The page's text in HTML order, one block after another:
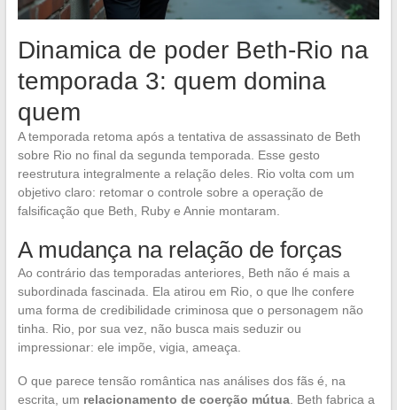
Dinamica de poder Beth-Rio na
temporada 3: quem domina
quem
A temporada retoma após a tentativa de assassinato de Beth
sobre Rio no final da segunda temporada. Esse gesto
reestrutura integralmente a relação deles. Rio volta com um
objetivo claro: retomar o controle sobre a operação de
falsificação que Beth, Ruby e Annie montaram.
A mudança na relação de forças
Ao contrário das temporadas anteriores, Beth não é mais a
subordinada fascinada. Ela atirou em Rio, o que lhe confere
uma forma de credibilidade criminosa que o personagem não
tinha. Rio, por sua vez, não busca mais seduzir ou
impressionar: ele impõe, vigia, ameaça.
O que parece tensão romântica nas análises dos fãs é, na
escrita, um relacionamento de coerção mútua. Beth fabrica a